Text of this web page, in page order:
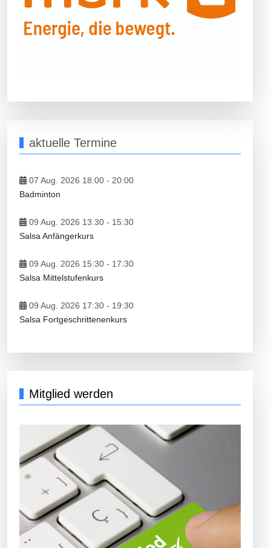
aktuelle Termine
07 Aug. 2026 18:00 - 20:00
Badminton
09 Aug. 2026 13:30 - 15:30
Salsa Anfängerkurs
09 Aug. 2026 15:30 - 17:30
Salsa Mittelstufenkurs
09 Aug. 2026 17:30 - 19:30
Salsa Fortgeschrittenenkurs
Mitglied werden